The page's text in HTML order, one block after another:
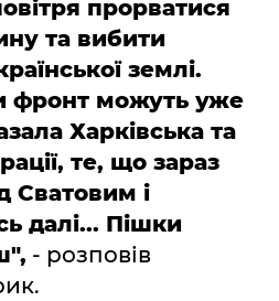
прорватися
та вибити
землі.
фронт можуть уже
Харківська та
те, що зараз
Сватовим і
далі... Пішки
- розповів